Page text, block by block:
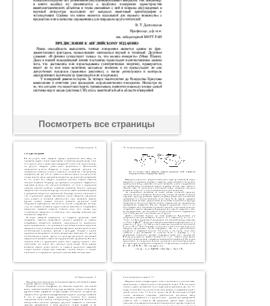
Посмотреть все страницы